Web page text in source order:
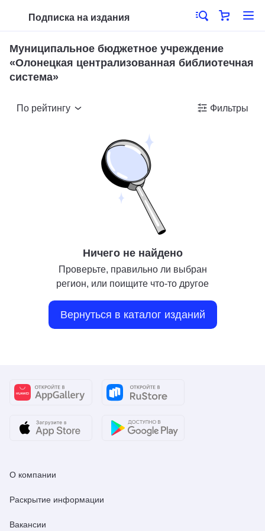
Подписка на издания
Муниципальное бюджетное учреждение
«Олонецкая централизованная библиотечная
система»
По рейтингу Фильтры
Ничего не найдено
Проверьте, правильно ли выбран
регион, или поищите что-то другое
Вернуться в каталог изданий
О компании
Раскрытие информации
Вакансии